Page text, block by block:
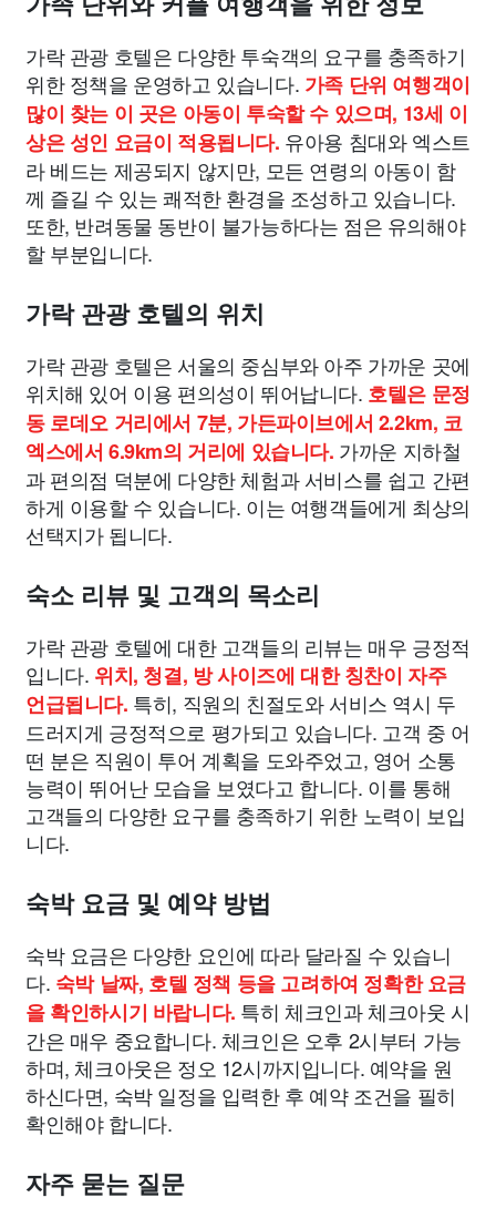
가락 관광 호텔은 다양한 투숙객의 요구를 충족하기
위한 정책을 운영하고 있습니다. 가족 단위 여행객이
많이 찾는 이 곳은 아동이 투숙할 수 있으며, 13세 이
상은 성인 요금이 적용됩니다. 유아용 침대와 엑스트
라 베드는 제공되지 않지만, 모든 연령의 아동이 함
께 즐길 수 있는 쾌적한 환경을 조성하고 있습니다.
또한, 반려동물 동반이 불가능하다는 점은 유의해야
할 부분입니다.
가락 관광 호텔의 위치
가락 관광 호텔은 서울의 중심부와 아주 가까운 곳에
위치해 있어 이용 편의성이 뛰어납니다. 호텔은 문정
동 로데오 거리에서 7분, 가든파이브에서 2.2km, 코
엑스에서 6.9km의 거리에 있습니다. 가까운 지하철
과 편의점 덕분에 다양한 체험과 서비스를 쉽고 간편
하게 이용할 수 있습니다. 이는 여행객들에게 최상의
선택지가 됩니다.
숙소 리뷰 및 고객의 목소리
가락 관광 호텔에 대한 고객들의 리뷰는 매우 긍정적
입니다. 위치, 청결, 방 사이즈에 대한 칭찬이 자주
언급됩니다. 특히, 직원의 친절도와 서비스 역시 두
드러지게 긍정적으로 평가되고 있습니다. 고객 중 어
떤 분은 직원이 투어 계획을 도와주었고, 영어 소통
능력이 뛰어난 모습을 보였다고 합니다. 이를 통해
고객들의 다양한 요구를 충족하기 위한 노력이 보입
니다.
숙박 요금 및 예약 방법
숙박 요금은 다양한 요인에 따라 달라질 수 있습니
다. 숙박 날짜, 호텔 정책 등을 고려하여 정확한 요금
을 확인하시기 바랍니다. 특히 체크인과 체크아웃 시
간은 매우 중요합니다. 체크인은 오후 2시부터 가능
하며, 체크아웃은 정오 12시까지입니다. 예약을 원
하신다면, 숙박 일정을 입력한 후 예약 조건을 필히
확인해야 합니다.
자주 묻는 질문